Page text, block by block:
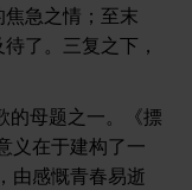
焦急之情；至末
了。三复之下，
的母题之一。《摽
义在于建构了一
由感慨青春易逝